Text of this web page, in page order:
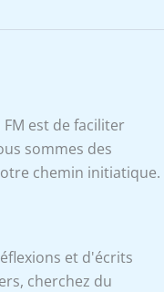
est de faciliter
sommes des
chemin initiatique.
et d'écrits
cherchez du